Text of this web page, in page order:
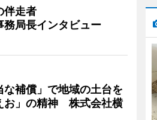
伴走者
局長インタビュー
な補償」で地域の土台を
」の精神 株式会社横